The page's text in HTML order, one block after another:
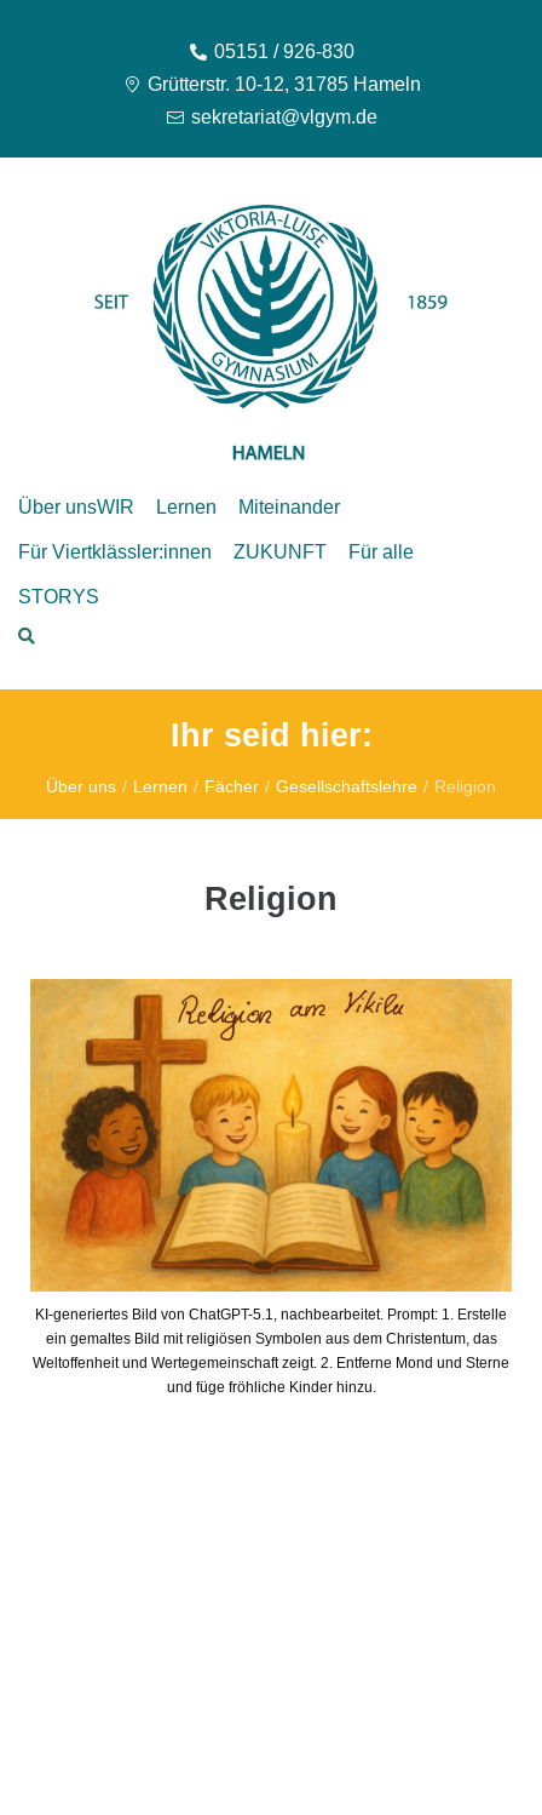
05151 / 926-830
Grütterstr. 10-12, 31785 Hameln
sekretariat@vlgym.de
Über unsWIR Lernen Miteinander
Für Viertklässler:innen ZUKUNFT Für alle
STORYS
Ihr seid hier:
Über uns / Lernen / Fächer / Gesellschaftslehre / Religion
Religion
KI-generiertes Bild von ChatGPT-5.1, nachbearbeitet. Prompt: 1. Erstelle
ein gemaltes Bild mit religiösen Symbolen aus dem Christentum, das
Weltoffenheit und Wertegemeinschaft zeigt. 2. Entferne Mond und Sterne
und füge fröhliche Kinder hinzu.